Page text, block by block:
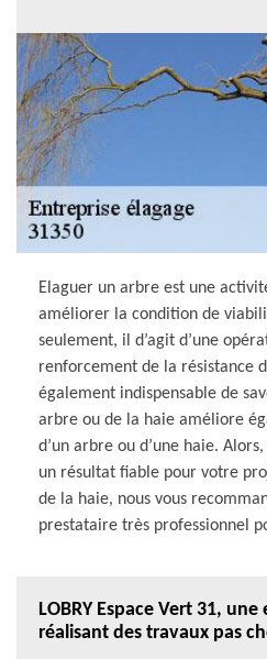
Elaguer un arbre est une
améliorer la condition de
seulement, il d’agit d’une
renforcement de la résistance
également indispensable de
arbre ou de la haie améliore
d’un arbre ou d’une haie.
un résultat fiable pour votre
de la haie, nous vous
prestataire très professionnel
LOBRY Espace Vert 31,
réalisant des travaux pas